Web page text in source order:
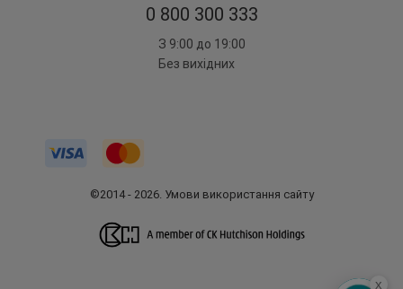
0 800 300 333
З 9:00 до 19:00
Без вихідних
©2014 - 2026. Умови використання сайту
x